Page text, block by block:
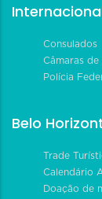
Consulados
Câmaras de
Polícia
Belo
Trade
Calendário
Doação de